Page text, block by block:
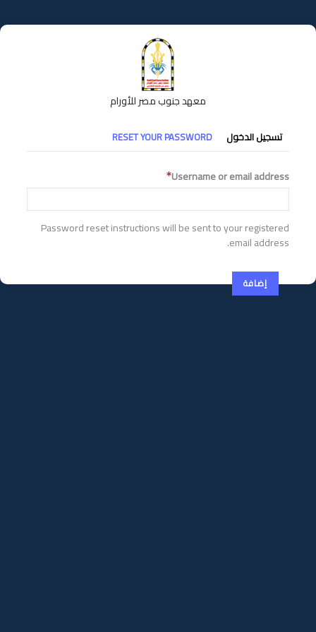
إلى
المحتوى
معهد جنوب مصر للأورام
التبويبات
الأساسية
تسجيل الدخول RESET YOUR PASSWORD
Username or email address
Password reset instructions will be sent to your registered
email address.